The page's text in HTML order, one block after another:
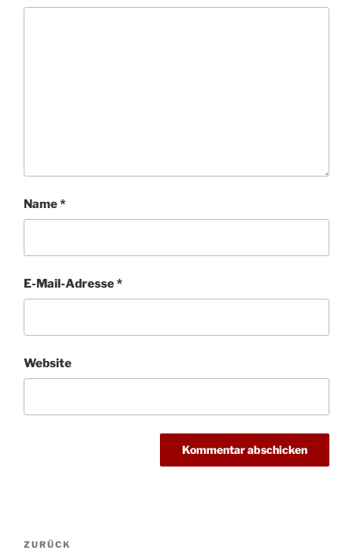
Name*
E-Mail-Adresse*
Website
Beitragsnavigation
Vorheriger
ZURÜCK